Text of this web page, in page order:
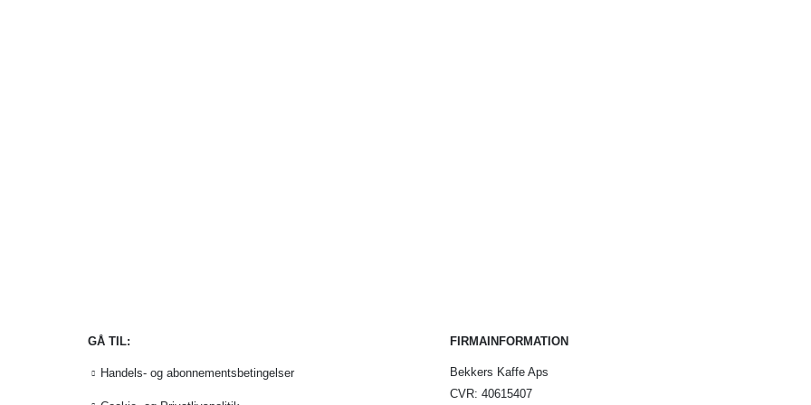
GÅ TIL:
Handels- og abonnementsbetingelser
FIRMAINFORMATION
Bekkers Kaffe Aps
CVR: 40615407